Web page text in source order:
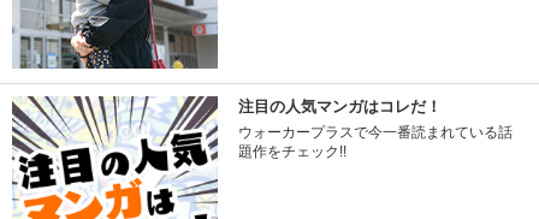
注目の人気マンガはコレだ！
ウォーカープラスで今一番読まれている話
題作をチェック!!